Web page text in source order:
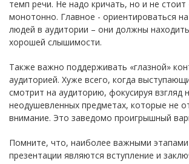
темп речи. Не надо кричать, но и не стоит
монотонно. Главное - ориентироваться
людей в аудитории – они должны
хорошей слышимости.
Также важно поддерживать «глазной»
аудиторией. Хуже всего, когда
смотрит на аудиторию, фокусируя взгляд
неодушевленных предметах, которые не
внимание. Это заведомо проигрышный
Помните, что, наиболее важными
презентации являются вступление и